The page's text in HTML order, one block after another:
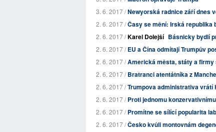
3. 6. 2017 /Newyorská radnice září dnes
2. 6. 2017 /Časy se mění: Irská republika
2. 6. 2017 /Karel Dolejší Básnicky bydlí
2. 6. 2017 /EU a Čína odmítají Trumpův
2. 6. 2017 /Americká města, státy a firmy
2. 6. 2017 /Bratranci atentátníka z
2. 6. 2017 /Trumpova administrativa vrátí
2. 6. 2017 /Proti jednomu
2. 6. 2017 /Promítne se sílící popularita
2. 6. 2017 /Česko kvůli montovnám